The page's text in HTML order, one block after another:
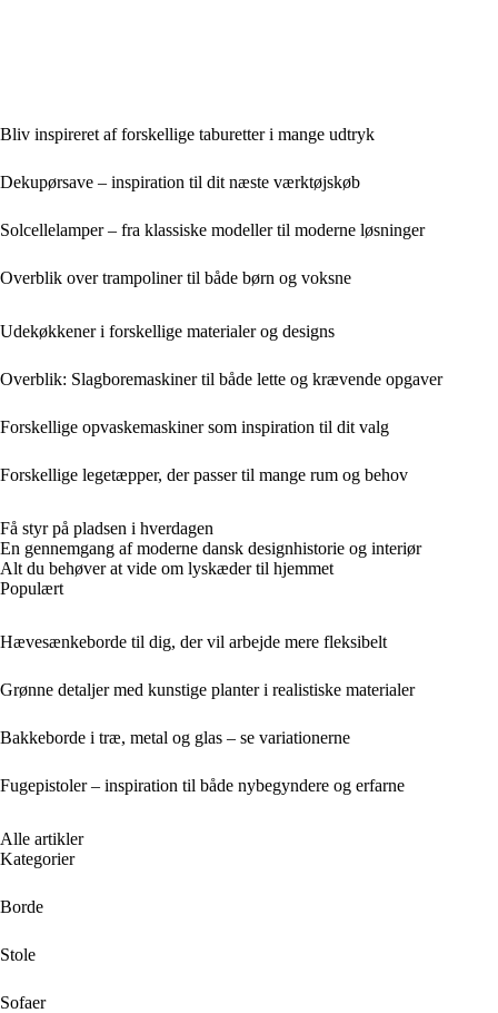
Bliv inspireret af forskellige taburetter i mange udtryk
Dekupørsave – inspiration til dit næste værktøjskøb
Solcellelamper – fra klassiske modeller til moderne løsninger
Overblik over trampoliner til både børn og voksne
Udekøkkener i forskellige materialer og designs
Overblik: Slagboremaskiner til både lette og krævende opgaver
Forskellige opvaskemaskiner som inspiration til dit valg
Forskellige legetæpper, der passer til mange rum og behov
Få styr på pladsen i hverdagen
En gennemgang af moderne dansk designhistorie og interiør
Alt du behøver at vide om lyskæder til hjemmet
Populært
Hævesænkeborde til dig, der vil arbejde mere fleksibelt
Grønne detaljer med kunstige planter i realistiske materialer
Bakkeborde i træ, metal og glas – se variationerne
Fugepistoler – inspiration til både nybegyndere og erfarne
Alle artikler
Kategorier
Borde
Stole
Sofaer